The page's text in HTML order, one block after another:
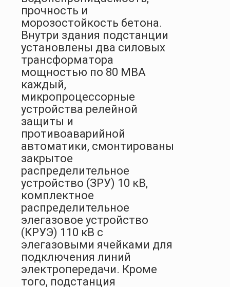
прочность и
морозостойкость бетона.
Внутри здания подстанции
установлены два силовых
трансформатора
мощностью по 80 МВА
каждый,
микропроцессорные
устройства релейной
защиты и
противоаварийной
автоматики, смонтированы
закрытое
распределительное
устройство (ЗРУ) 10 кВ,
комплектное
распределительное
элегазовое устройство
(КРУЭ) 110 кВ с
элегазовыми ячейками для
подключения линий
электропередачи. Кроме
того, подстанция